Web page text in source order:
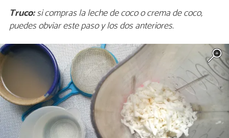
Truco:si compras la leche de coco o crema de coco,
puedes obviar este paso y los dos anteriores.